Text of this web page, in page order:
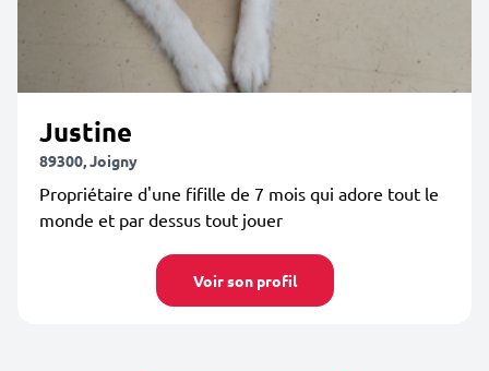
Justine
89300, Joigny
Propriétaire d'une fifille de 7 mois qui adore tout le
monde et par dessus tout jouer
Voir son profil